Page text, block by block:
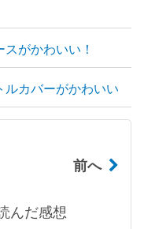
がかわいい！
ルカバーがかわいい
前へ
んだ感想